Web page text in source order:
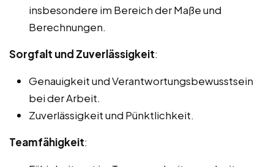
insbesondere im Bereich der Maße und
Berechnungen.
Sorgfalt und Zuverlässigkeit:
Genauigkeit und Verantwortungsbewusstsein
bei der Arbeit.
Zuverlässigkeit und Pünktlichkeit.
Teamfähigkeit: